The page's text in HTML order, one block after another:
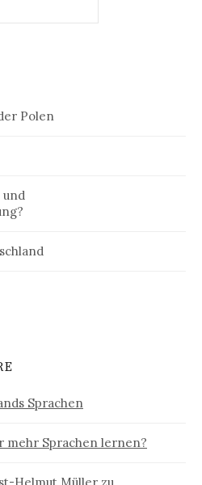
Polen
und
Sprachen
mehr Sprachen lernen?